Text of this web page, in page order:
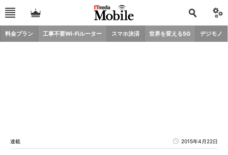
料金プラン 工事不要Wi-Fiルーター スマホ決済 世界を変える5G デジモノ
連載 2015年4月22日